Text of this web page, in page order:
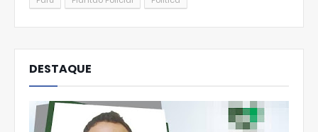
DESTAQUE